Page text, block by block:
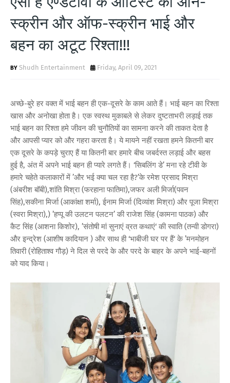
T
S
स्क्रीन और ऑफ-स्क्रीन भाई और
बहन का अटूट रिश्ता!!!
Shudh Entertainment Friday, April 09, 2021
अच्छे-बुरे हर वक्त में भाई बहन ही एक-दूसरे के काम आते हैं। भाई बहन का रिश्ता
खास और अनोखा होता है। एक स्वस्थ मुकाबले से लेकर दुष्टताभरी लड़ाई तक
भाई बहन का रिश्ता हमे जीवन की चुनौतियों का सामना करने की ताकत देता है
और आपसी प्यार को और गहरा करता है। ये मायने नहीं रखता हमने कितनी बार
एक दूसरे के कपड़े चुराए हैं या कितनी बार हमारे बीच जबर्दस्त लड़ाई और बहस
हुई है, अंत में अपने भाई बहन ही प्यारे लगते हैं। ‘सिबलिंग डे’ मना रहे टीवी के
हमारे चहेते कलाकारों में ’और भई क्या चल रहा है?’के रमेश प्रसाद मिश्रा
(अंबरीश बॉबी),शांति मिश्रा (फरहाना फातिमा),जफर अली मिर्जा(पवन
सिंह),सकीना मिर्जा (आकांक्षा शर्मा), ईनाम मिर्जा (दिव्यांश मिश्रा) और पूजा मिश्रा
(स्वरा मिश्रा),) ’हप्पू की उलटन पलटन’ की राजेश सिंह (कामना पाठक) और
कैट सिंह (आशना किशोर), ’संतोषी मां सुनाएं व्रत कथाएं‘ की स्वाति (तन्वी डोगरा)
और इन्द्रेश (आशीष कादियान ) और साथ ही ‘भाबीजी घर पर हैं‘ के ’मनमोहन
तिवारी (रोहिताश्व गौड़) ने दिल से परदे के और परदे के बाहर के अपने भाई-बहनों
को याद किया।